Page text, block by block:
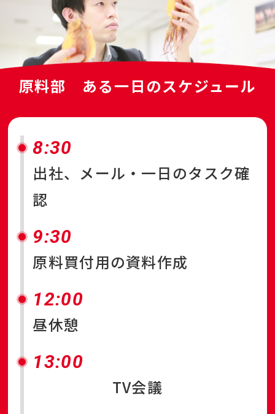
原料部 ある一日のスケジュール
8:30
出社、メール・一日のタスク確
認
9:30
原料買付用の資料作成
12:00
昼休憩
13:00
TV会議